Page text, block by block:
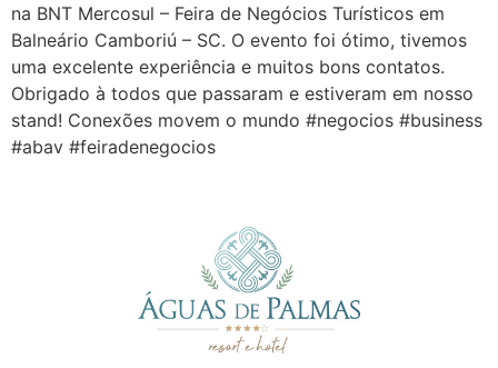
na BNT Mercosul – Feira de Negócios Turísticos em
Balneário Camboriú – SC. O evento foi ótimo, tivemos
uma excelente experiência e muitos bons contatos.
Obrigado à todos que passaram e estiveram em nosso
stand! Conexões movem o mundo #negocios #business
#abav #feiradenegocios